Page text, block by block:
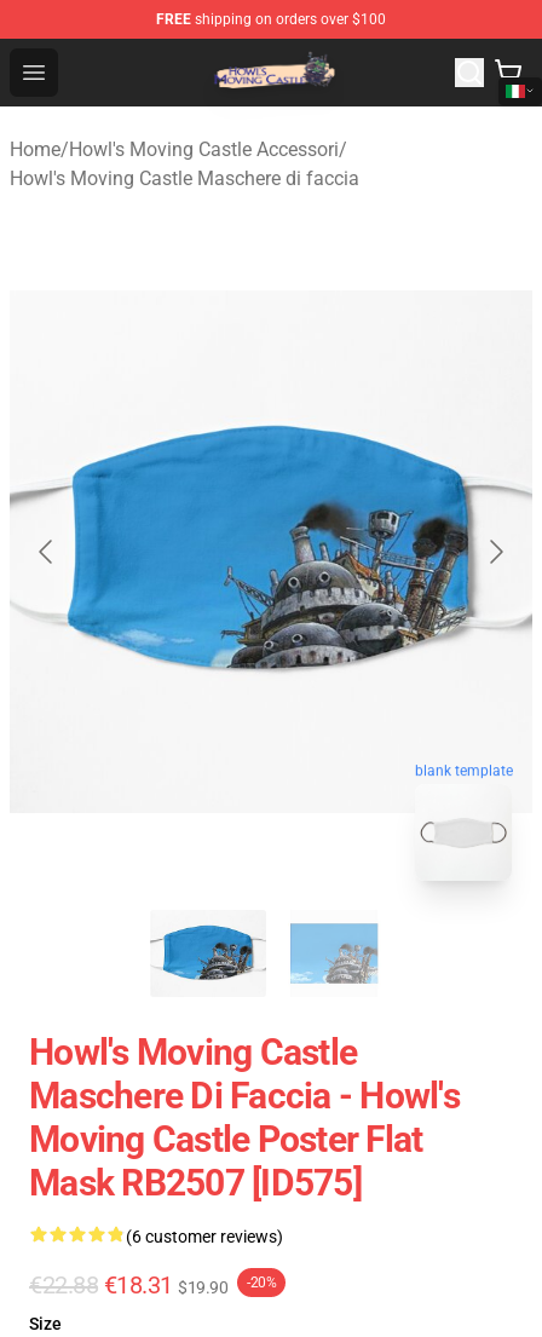
FREE shipping on orders over $100
Open menu
Howl's Moving Castle Store - Official Howl's Moving
Home/Howl's Moving Castle Accessori/
Howl's Moving Castle Maschere di faccia
blank template
Howl's Moving Castle
Maschere Di Faccia - Howl's
Moving Castle Poster Flat
Mask RB2507 [ID575]
(6 customer reviews)
€22.88 €18.31 $19.90 -20%
Size